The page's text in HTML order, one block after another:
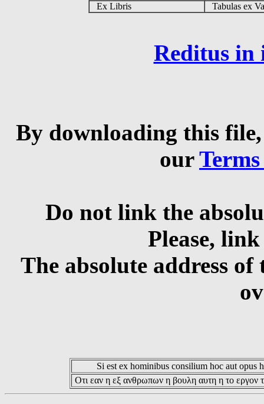
Ex Libris
Tabulas ex
Reditus in
By downloading this
our
Do not link the
Please,
The absolute address
Si est ex hominibus consilium hoc aut opus
Οτι εαν η εξ ανθρωπων η βουλη αυτη η το εργον